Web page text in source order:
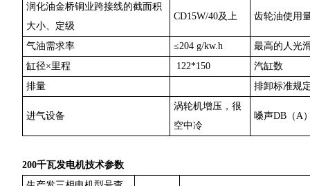
润化油金桥铜业跨接线的截面积
大小、定级
CD15W/40及上 齿轮油使用
气油需求率 ≤204 g/kw.h
最高的人光
缸径×里程
122*150
汽缸数
排量
排卸标准规
进气设备
涡轮机增压，很
空中冷
嗓声DB（A
200千瓦发电机技术参数